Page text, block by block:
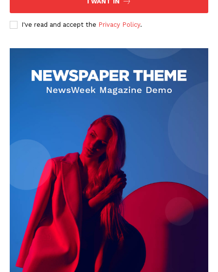
I've read and accept the Privacy Policy.